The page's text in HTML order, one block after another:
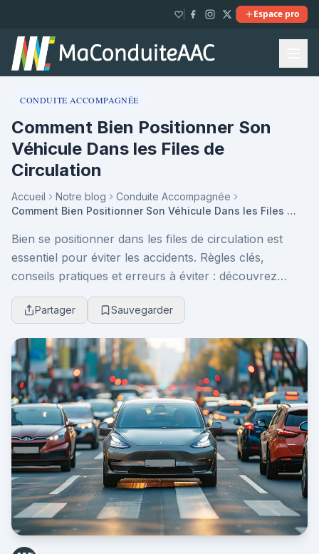
Espace pro
CONDUITE ACCOMPAGNÉE
Comment Bien Positionner Son
Véhicule Dans les Files de
Circulation
Accueil Notre blog
Conduite Accompagnée
Comment Bien Positionner Son Véhicule Dans les Files de Circulation
Bien se positionner dans les files de circulation est
essentiel pour éviter les accidents. Règles clés,
conseils pratiques et erreurs à éviter : découvrez
comment adopter le bon positionnement pour un...
Partager Sauvegarder